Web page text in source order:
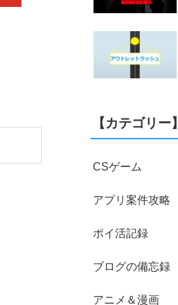
【カテゴリー】
CSゲーム
アプリ案件攻略
ポイ活記録
ブログの備忘録
アニメ＆漫画